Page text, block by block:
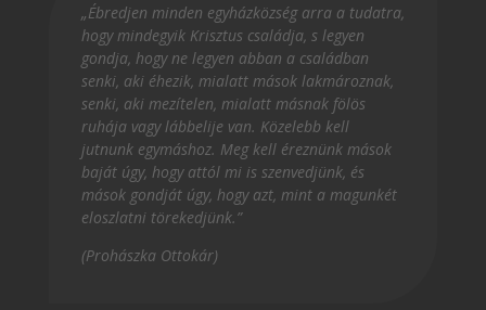
„Ébredjen minden egyházközség arra a tudatra,
hogy mindegyik Krisztus családja, s legyen
gondja, hogy ne legyen abban a családban
senki, aki éhezik, mialatt mások lakmároznak,
senki, aki mezítelen, mialatt másnak fölös
ruhája vagy lábbelije van. Közelebb kell
jutnunk egymáshoz. Meg kell éreznünk mások
baját úgy, hogy attól mi is szenvedjünk, és
mások gondját úgy, hogy azt, mint a magunkét
eloszlatni törekedjünk.”
(Prohászka Ottokár)